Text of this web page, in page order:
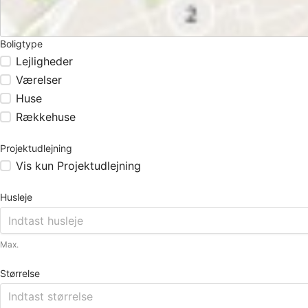
Boligtype
Lejligheder
Værelser
Huse
Rækkehuse
Projektudlejning
Vis kun Projektudlejning
Husleje
Max.
Størrelse